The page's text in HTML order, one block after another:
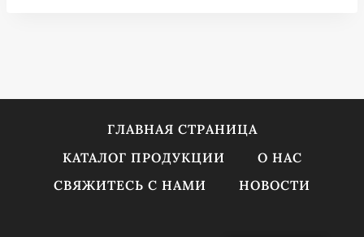
ГЛАВНАЯ СТРАНИЦА
КАТАЛОГ ПРОДУКЦИИ
О НАС
СВЯЖИТЕСЬ С НАМИ
НОВОСТИ